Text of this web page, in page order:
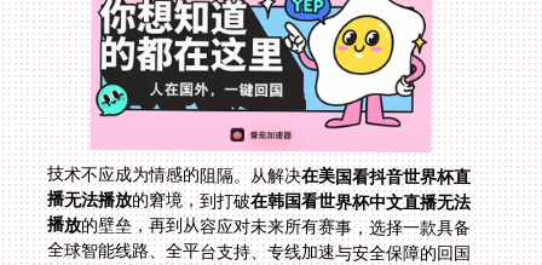
技术不应成为情感的阻隔。从解决在美国看抖音世界杯直
播无法播放的窘境，到打破在韩国看世界杯中文直播无法
播放的壁垒，再到从容应对未来所有赛事，选择一款具备
全球智能线路、全平台支持、专线加速与安全保障的回国
加速器，是最高效的解决方案。它不仅仅是一个网络工
具，更是连接你与家乡文化、体育热情的一座稳固桥梁。
希望这份指南，能帮助你无论身处世界哪个角落，都能无